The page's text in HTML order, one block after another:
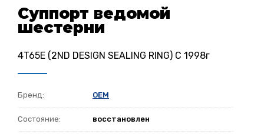
Суппорт ведомой
шестерни
4T65E (2ND DESIGN SEALING RING) C 1998г
Бренд: OEM
Состояние: восстановлен